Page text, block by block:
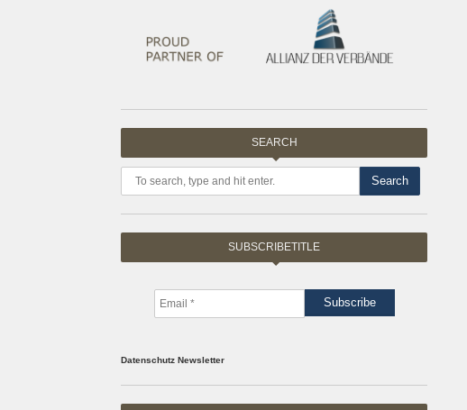
SEARCH
Search
SUBSCRIBETITLE
Datenschutz Newsletter